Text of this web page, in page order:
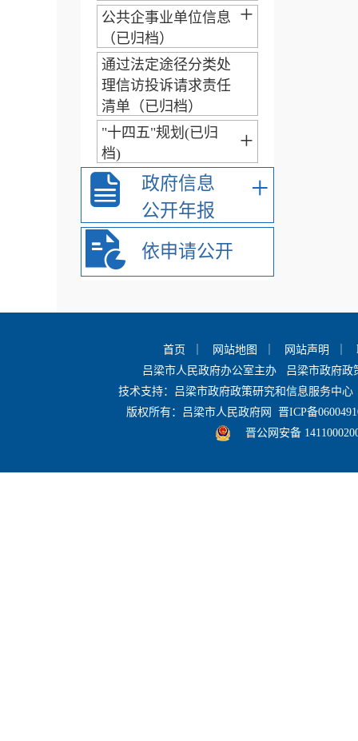
公共企事业单位信息
（已归档）
+
通过法定途径分类处
理信访投诉请求责任
清单（已归档）
"十四五"规划(已归
档)
+
政府信息
公开年报
+
依申请公开
首页 网站地图 网站声明
吕梁市人民政府办公室主办 吕梁市政府
技术支持：吕梁市政府政策研究和信息服务中
版权所有：吕梁市人民政府网 晋ICP备
晋公网安备